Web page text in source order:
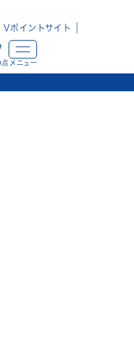
Vポイントサイト
メニュー